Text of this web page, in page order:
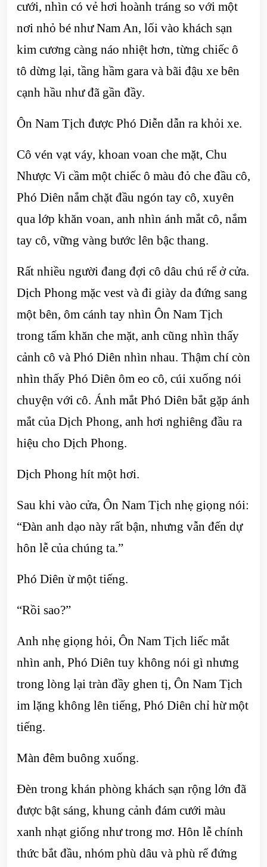
cưới, nhìn có vẻ hơi hoành tráng so với một
nơi nhỏ bé như Nam An, lối vào khách sạn
kim cương càng náo nhiệt hơn, từng chiếc ô
tô dừng lại, tầng hầm gara và bãi đậu xe bên
cạnh hầu như đã gần đầy.
Ôn Nam Tịch được Phó Diễn dẫn ra khỏi xe.
Cô vén vạt váy, khoan voan che mặt, Chu
Nhược Vi cầm một chiếc ô màu đỏ che đầu cô,
Phó Diên nắm chặt đầu ngón tay cô, xuyên
qua lớp khăn voan, anh nhìn ánh mắt cô, nắm
tay cô, vững vàng bước lên bậc thang.
Rất nhiều người đang đợi cô dâu chú rể ở cửa.
Dịch Phong mặc vest và đi giày da đứng sang
một bên, ôm cánh tay nhìn Ôn Nam Tịch
trong tấm khăn che mặt, anh cũng nhìn thấy
cảnh cô và Phó Diên nhìn nhau. Thậm chí còn
nhìn thấy Phó Diên ôm eo cô, cúi xuống nói
chuyện với cô. Ánh mắt Phó Diên bắt gặp ánh
mắt của Dịch Phong, anh hơi nghiêng đầu ra
hiệu cho Dịch Phong.
Dịch Phong hít một hơi.
Sau khi vào cửa, Ôn Nam Tịch nhẹ giọng nói:
“Đàn anh dạo này rất bận, nhưng vẫn đến dự
hôn lễ của chúng ta.”
Phó Diên ừ một tiếng.
“Rồi sao?”
Anh nhẹ giọng hỏi, Ôn Nam Tịch liếc mắt
nhìn anh, Phó Diên tuy không nói gì nhưng
trong lòng lại tràn đầy ghen tị, Ôn Nam Tịch
im lặng không lên tiếng, Phó Diên chỉ hừ một
tiếng.
Màn đêm buông xuống.
Đèn trong khán phòng khách sạn rộng lớn đã
được bật sáng, khung cảnh đám cưới màu
xanh nhạt giống như trong mơ. Hôn lễ chính
thức bắt đầu, nhóm phù dâu và phù rể đứng